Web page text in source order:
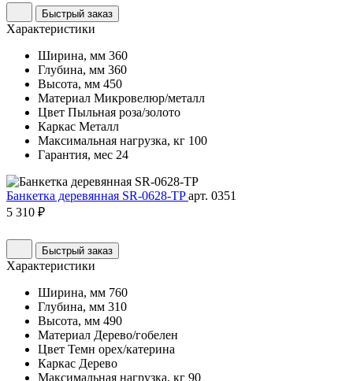
Быстрый заказ
Характеристики
Ширина, мм 360
Глубина, мм 360
Высота, мм 450
Материал Микровелюр/металл
Цвет Пыльная роза/золото
Каркас Металл
Максимальная нагрузка, кг 100
Гарантия, мес 24
Банкетка деревянная SR-0628-TPарт. 0351
5 310 ₽
Быстрый заказ
Характеристики
Ширина, мм 760
Глубина, мм 310
Высота, мм 490
Материал Дерево/гобелен
Цвет Темн орех/катерина
Каркас Дерево
Максимальная нагрузка, кг 90